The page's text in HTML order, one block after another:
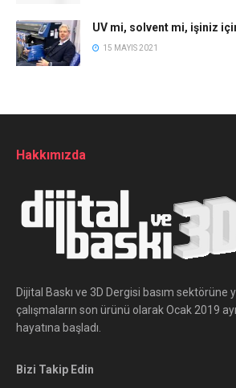
UV mi, solvent mi, işiniz
15 MAYIS 2021
Hakkımızda
Dijital Baskı ve 3D Dergisi basım sektörüne
çalışmaların son ürünü olarak Ocak 2019
hayatına başladı.
Bizi Takip Edin